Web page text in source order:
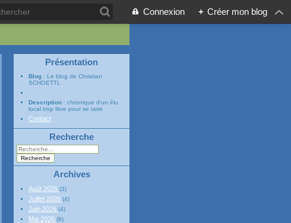
Connexion + Créer mon blog
Présentation
Blog : Le blog de Christian
SCHOETTL
Description : chronique d'un élu
local trop libre pour se taire
Contact
Recherche
Archives
Août 2026 (3)
Juillet 2026 (4)
Juin 2026 (4)
Mai 2026 (8)